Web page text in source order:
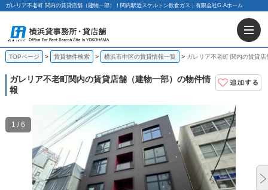
ガレリア不老町 関内の賃貸店舗（建物一部）！関内駅近スケルトン飲食ガス｜有限会社G.Aホーム
TOPページ 賃貸物件検索 横浜市中区の賃貸情報一覧 ガレリア不老町 関内の賃貸
ガレリア不老町関内の賃貸店舗（建物一部）の物件情
報
1 / 6